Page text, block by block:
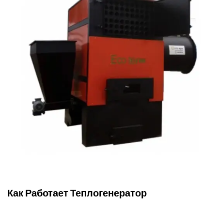
Как Работает Теплогенератор